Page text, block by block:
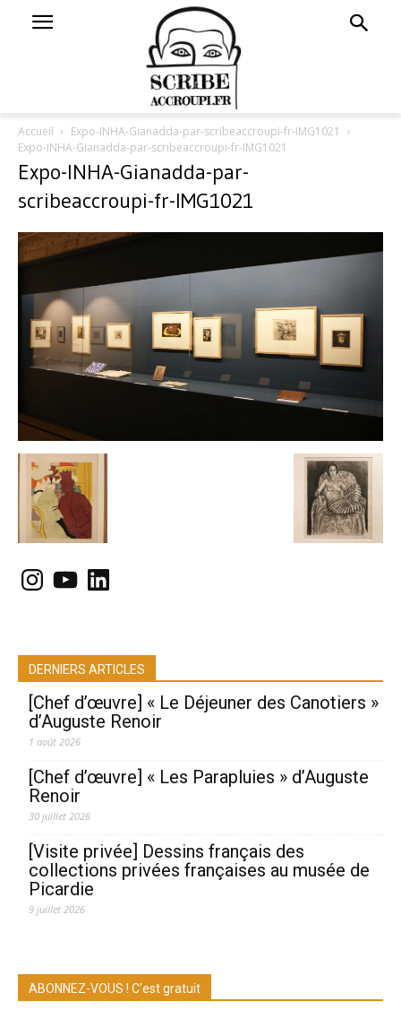
Accueil
Expo-INHA-Gianadda-par-scribeaccroupi-fr-IMG1021
Expo-INHA-Gianadda-par-scribeaccroupi-fr-IMG1021
Expo-INHA-Gianadda-par-
scribeaccroupi-fr-IMG1021
Instagram
YouTubeLinkedIn
DERNIERS ARTICLES
[Chef d’œuvre] « Le Déjeuner des Canotiers »
d’Auguste Renoir
1 août 2026
[Chef d’œuvre] « Les Parapluies » d’Auguste
Renoir
30 juillet 2026
[Visite privée] Dessins français des
collections privées françaises au musée de
Picardie
9 juillet 2026
ABONNEZ-VOUS ! C'est gratuit